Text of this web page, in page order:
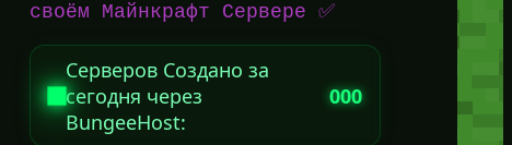
своём Майнкрафт Сервере ✅
Серверов Создано за
сегодня через
BungeeHost:
000